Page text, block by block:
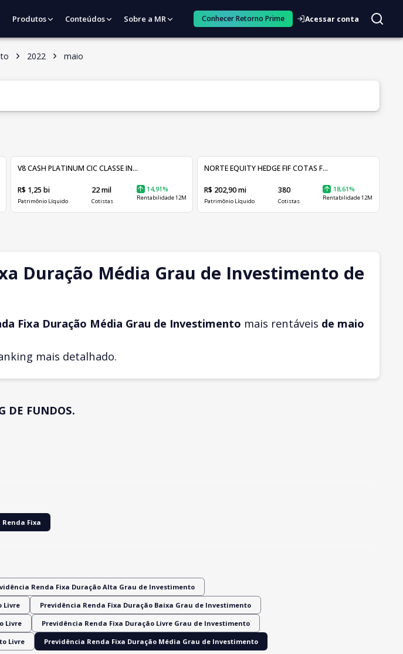
Produtos Conteúdos Sobre a MR Conhecer Retorno Prime Acessar conta
2022 maio
V8 CASH PLATINUM CIC CLASSE IN...
R$ 1,25 bi
Patrimônio Líquido
22 mil
Cotistas
14,91%
Rentabilidade 12M
NORTE EQUITY HEDGE FIF COTAS F...
R$ 202,90 mi
Patrimônio Líquido
380
Cotistas
18,61%
Rentabilidade 12M
Duração Média Grau de Investimento de
Fixa Duração Média Grau de Investimento mais rentáveis de maio
mais detalhado.
DE FUNDOS.
Fixa
Renda Fixa Duração Alta Grau de Investimento
Livre Previdência Renda Fixa Duração Baixa Grau de Investimento
Livre Previdência Renda Fixa Duração Livre Grau de Investimento
Livre Previdência Renda Fixa Duração Média Grau de Investimento